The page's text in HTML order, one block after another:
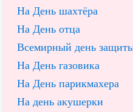
На День шахтёра
На День отца
Всемирный день
На День газовика
На День парикмахера
На день акушерки